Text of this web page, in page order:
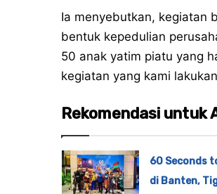
Ia menyebutkan, kegiatan
bentuk kepedulian
50 anak yatim piatu yang
kegiatan yang kami
Rekomendasi untuk
60 Seconds
di Banten,